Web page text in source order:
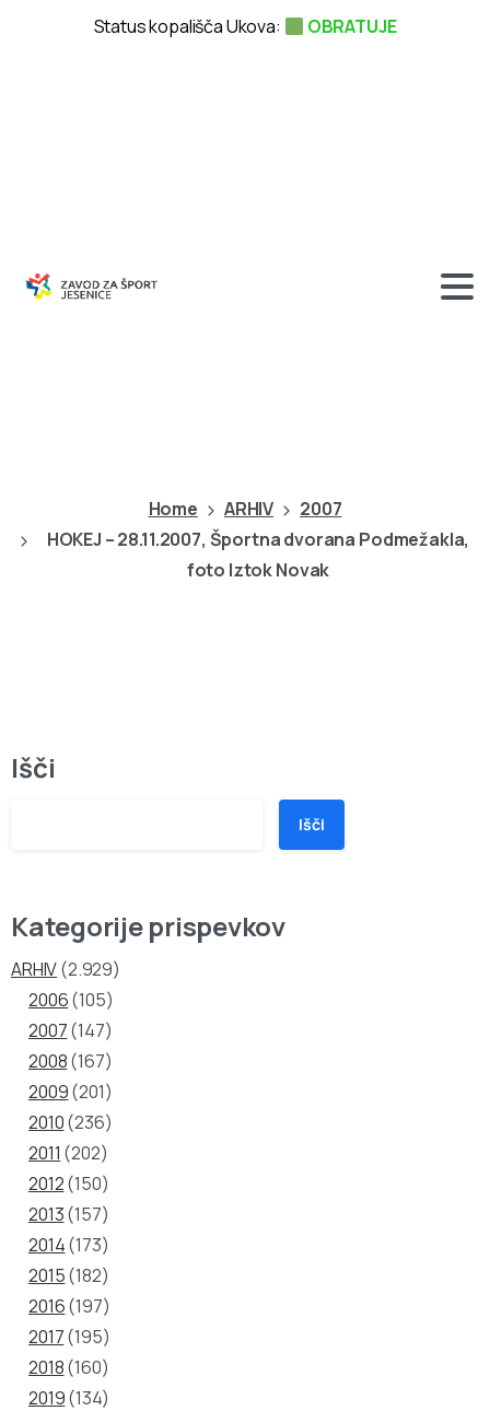
Home ARHIV
2007
HOKEJ – 28.11.2007, Športna dvorana Podmežakla,
foto Iztok Novak
Išči
Išči
Kategorije prispevkov
ARHIV(2.929)
2006(105)
2007(147)
2008(167)
2009(201)
2010(236)
2011 (202)
2012(150)
2013(157)
2014(173)
2015(182)
2016(197)
2017(195)
2018(160)
2019(134)
Status kopališča Ukova: OBRATUJE